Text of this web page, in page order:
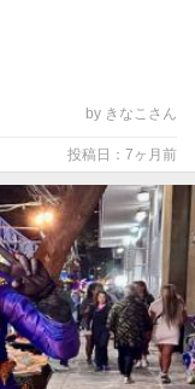
by きなこさん
投稿日：7ヶ月前